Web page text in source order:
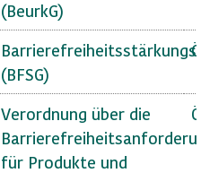
(BeurkG)
(BFSG)
Verordnung über die
für Produkte und